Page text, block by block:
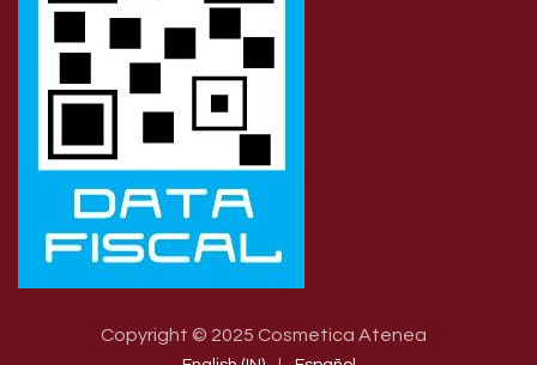
Copyright © 2025 Cosmetica Atenea